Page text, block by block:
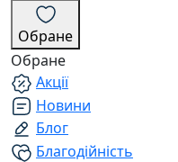
Обране
Обране
Акції
Новини
Блог
Благодійність